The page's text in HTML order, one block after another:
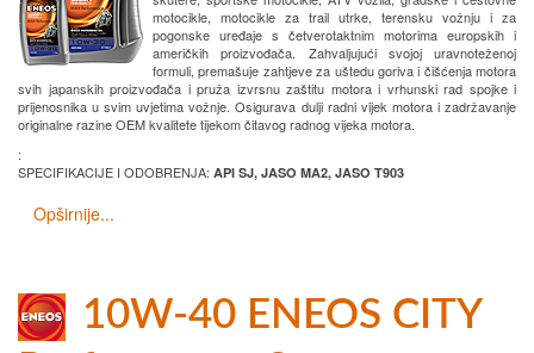
motocikle, motocikle za trail utrke, terensku vožnju i za
pogonske uređaje s četverotaktnim motorima europskih i
američkih proizvođača. Zahvaljujući svojoj uravnoteženoj
formuli, premašuje zahtjeve za uštedu goriva i čišćenja motora
svih japanskih proizvođača i pruža izvrsnu zaštitu motora i vrhunski rad spojke i
prijenosnika u svim uvjetima vožnje. Osigurava dulji radni vijek motora i zadržavanje
originalne razine OEM kvalitete tijekom čitavog radnog vijeka motora.
:
SPECIFIKACIJE I ODOBRENJA: API SJ, JASO MA2, JASO T903
Opširnije...
10W-40 ENEOS CITY